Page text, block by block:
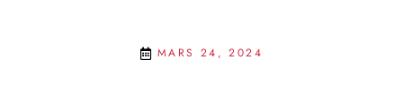
MARS 24, 2024